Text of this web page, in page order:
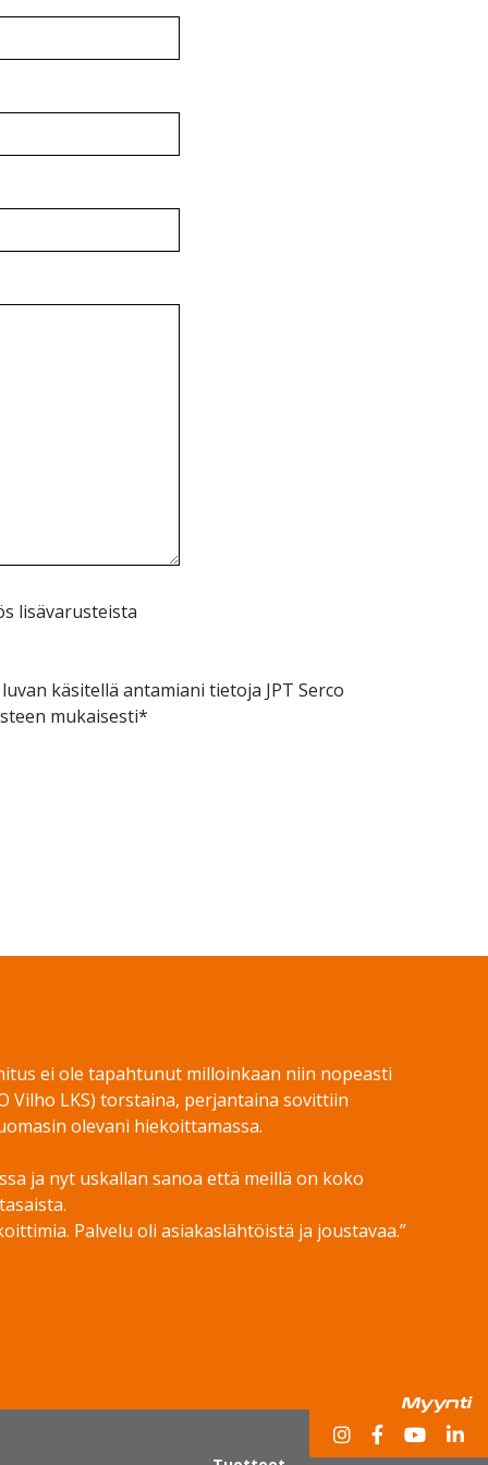
lisävarusteista
luvan käsitellä antamiani tietoja JPT Serco
mukaisesti*
ei ole tapahtunut milloinkaan niin nopeasti
Vilho LKS) torstaina, perjantaina sovittiin
olevani hiekoittamassa.
ja nyt uskallan sanoa että meillä on koko
Palvelu oli asiakaslähtöistä ja joustavaa.”
Myynti